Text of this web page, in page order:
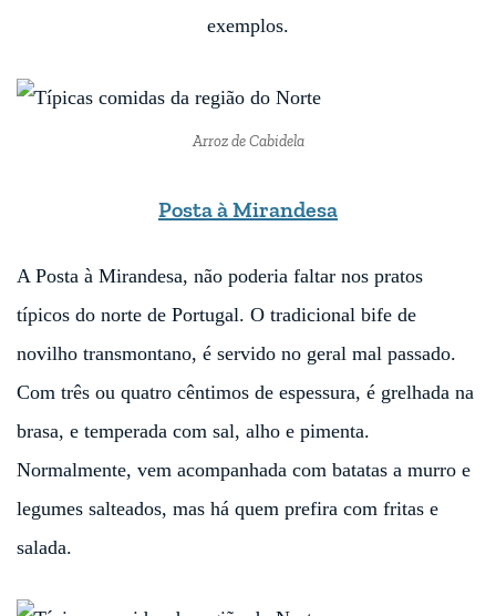
exemplos.
Arroz de Cabidela
Posta à Mirandesa
A Posta à Mirandesa, não poderia faltar nos pratos
típicos do norte de Portugal. O tradicional bife de
novilho transmontano, é servido no geral mal passado.
Com três ou quatro cêntimos de espessura, é grelhada na
brasa, e temperada com sal, alho e pimenta.
Normalmente, vem acompanhada com batatas a murro e
legumes salteados, mas há quem prefira com fritas e
salada.